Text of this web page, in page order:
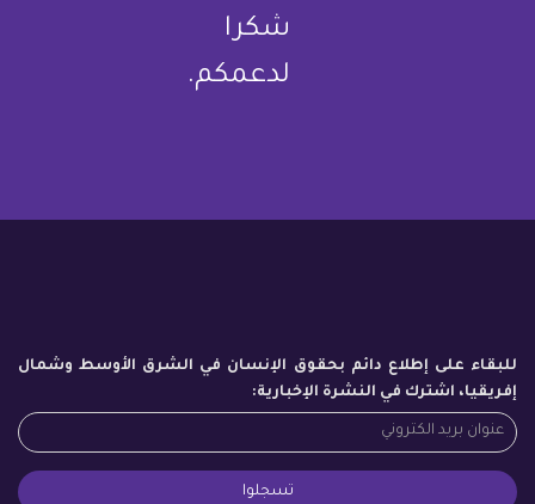
شكرا
لدعمكم.
للبقاء على إطلاع دائم بحقوق الإنسان في الشرق الأوسط وشمال
إفريقيا، اشترك في النشرة الإخبارية: